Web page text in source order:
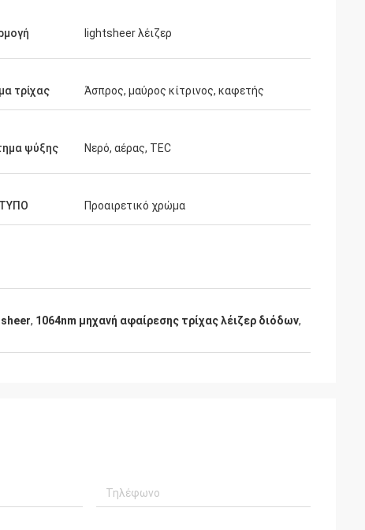
lightsheer λέιζερ
τρίχας Άσπρος, μαύρος κίτρινος, καφετής
ψύξης Νερό, αέρας, TEC
Προαιρετικό χρώμα
, 1064nm μηχανή αφαίρεσης τρίχας λέιζερ διόδων,